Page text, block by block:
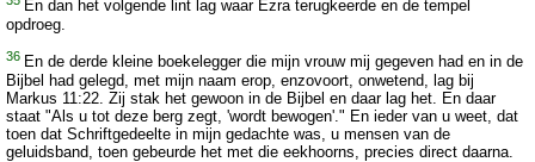
En dan het volgende lint lag waar Ezra terugkeerde en de tempel
opdroeg.
36 En de derde kleine boekelegger die mijn vrouw mij gegeven had en in de
Bijbel had gelegd, met mijn naam erop, enzovoort, onwetend, lag bij
Markus 11:22. Zij stak het gewoon in de Bijbel en daar lag het. En daar
staat "Als u tot deze berg zegt, 'wordt bewogen'." En ieder van u weet, dat
toen dat Schriftgedeelte in mijn gedachte was, u mensen van de
geluidsband, toen gebeurde het met die eekhoorns, precies direct daarna.